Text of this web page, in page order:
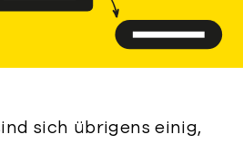
sich übrigens einig,